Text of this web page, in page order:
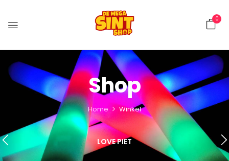
0
Shop
Home Winkel
LOVE PIET